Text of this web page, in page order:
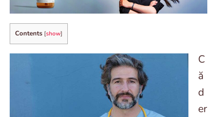
Contents [show]
C
ă
d
er